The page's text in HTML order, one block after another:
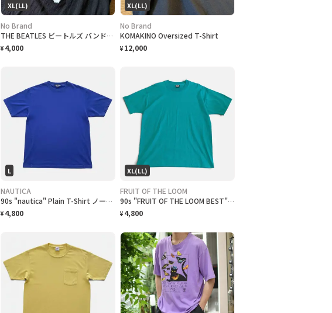
XL(LL)
No Brand
THE BEATLES ビートルズ バンドTシャツ
¥ 4,000
XL(LL)
No Brand
KOMAKINO Oversized T-Shirt
¥ 12,000
L
NAUTICA
90s "nautica" Plain T-Shirt ノーティカ 無地Tシャツ [L]
¥ 4,800
XL(LL)
FRUIT OF THE LOOM
90s "FRUIT OF THE LOOM BEST" Plain T-Shirt フルーツオブザルーム無地Tシャツ [XL]
¥ 4,800